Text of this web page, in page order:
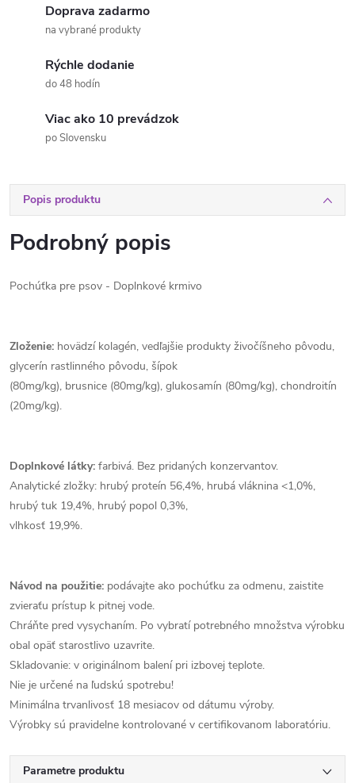
Doprava zadarmo
na vybrané produkty
Rýchle dodanie
do 48 hodín
Viac ako 10 prevádzok
po Slovensku
Popis produktu
Podrobný popis
Pochúťka pre psov - Doplnkové krmivo
Zloženie: hovädzí kolagén, vedľajšie produkty živočíšneho pôvodu,
glycerín rastlinného pôvodu, šípok
(80mg/kg), brusnice (80mg/kg), glukosamín (80mg/kg), chondroitín
(20mg/kg).
Doplnkové látky: farbivá. Bez pridaných konzervantov.
Analytické zložky: hrubý proteín 56,4%, hrubá vláknina <1,0%,
hrubý tuk 19,4%, hrubý popol 0,3%,
vlhkosť 19,9%.
Návod na použitie: podávajte ako pochúťku za odmenu, zaistite
zvieraťu prístup k pitnej vode.
Chráňte pred vysychaním. Po vybratí potrebného množstva výrobku
obal opäť starostlivo uzavrite.
Skladovanie: v originálnom balení pri izbovej teplote.
Nie je určené na ľudskú spotrebu!
Minimálna trvanlivosť 18 mesiacov od dátumu výroby.
Výrobky sú pravidelne kontrolované v certifikovanom laboratóriu.
Parametre produktu